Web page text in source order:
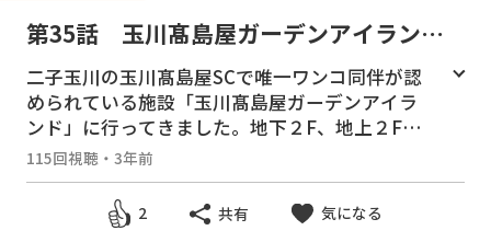
第35話 玉川髙島屋ガーデンアイラン
ド ージャーキーを買ってもらてテラスで
食事をするー
二子玉川の玉川髙島屋SCで唯一ワンコ同伴が認
められている施設「玉川髙島屋ガーデンアイラ
ンド」に行ってきました。地下２F、地上２Fの
建物の地下１Fにペットショップ「JOKER DOG
&CAT AVENUE」があり、生体だけでなく、ワ
ンコの服やおやつ類が数多く売っています。リ
ード紐をつけていればワンコもショッピング可
115回視聴 ・ 3年前
2 共有 気になる